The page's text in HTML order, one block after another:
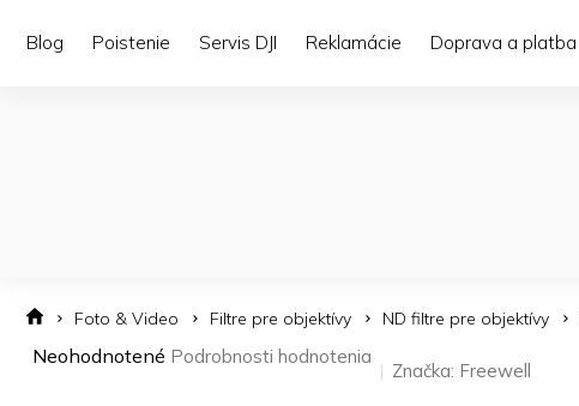
Blog Poistenie Servis DJI Reklamácie Doprava a platba
Foto & Video Filtre pre objektívy ND filtre pre objektívy
Priemerné
Neohodnotené Podrobnosti hodnotenia
Značka: Freewell